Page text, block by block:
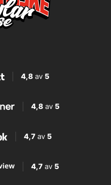
4,8av 5
4,8 av 5
4,7 av 5
4,7 av 5